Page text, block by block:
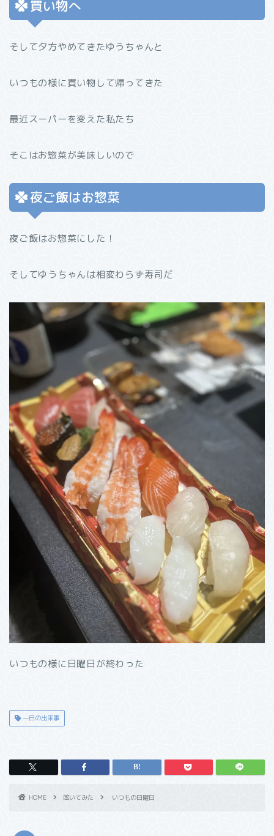
買い物へ
そして夕方やめてきたゆうちゃんと
いつもの様に買い物して帰ってきた
最近スーパーを変えた私たち
そこはお惣菜が美味しいので
夜ご飯はお惣菜
夜ご飯はお惣菜にした！
そしてゆうちゃんは相変わらず寿司だ
いつもの様に日曜日が終わった
一日の出来事
HOME 呟いてみた いつもの日曜日